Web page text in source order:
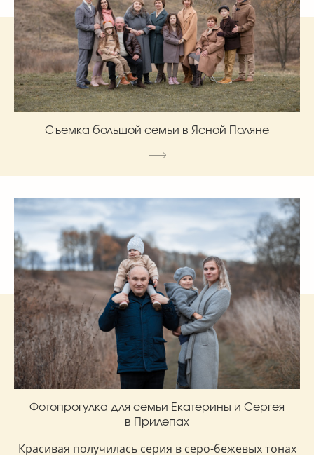
Съемка большой семьи в Ясной Поляне
Фотопрогулка для семьи Екатерины и Сергея
в Прилепах
Красивая получилась серия в серо-бежевых тонах